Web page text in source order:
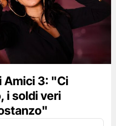
Amici 3: "Ci
i soldi veri